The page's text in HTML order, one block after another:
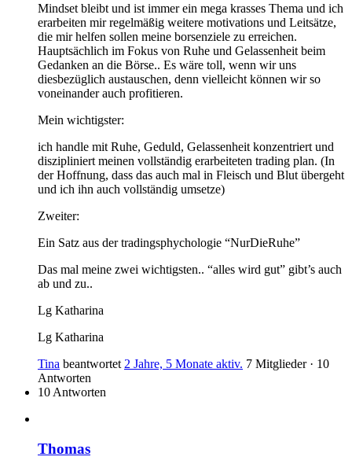
Mindset bleibt und ist immer ein mega krasses Thema und ich
erarbeiten mir regelmäßig weitere motivations und Leitsätze,
die mir helfen sollen meine borsenziele zu erreichen.
Hauptsächlich im Fokus von Ruhe und Gelassenheit beim
Gedanken an die Börse.. Es wäre toll, wenn wir uns
diesbezüglich austauschen, denn vielleicht können wir so
voneinander auch profitieren.
Mein wichtigster:
ich handle mit Ruhe, Geduld, Gelassenheit konzentriert und
diszipliniert meinen vollständig erarbeiteten trading plan. (In
der Hoffnung, dass das auch mal in Fleisch und Blut übergeht
und ich ihn auch vollständig umsetze)
Zweiter:
Ein Satz aus der tradingsphychologie “NurDieRuhe”
Das mal meine zwei wichtigsten.. “alles wird gut” gibt’s auch
ab und zu..
Lg Katharina
Lg Katharina
Tina beantwortet 2 Jahre, 5 Monate aktiv. 7 Mitglieder · 10
Antworten
10 Antworten
Thomas